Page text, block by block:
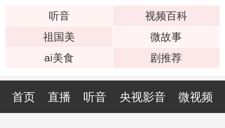
听音
视频百科
祖国美
微故事
ai美食
剧推荐
首页 直播 听音 央视影音 微视频